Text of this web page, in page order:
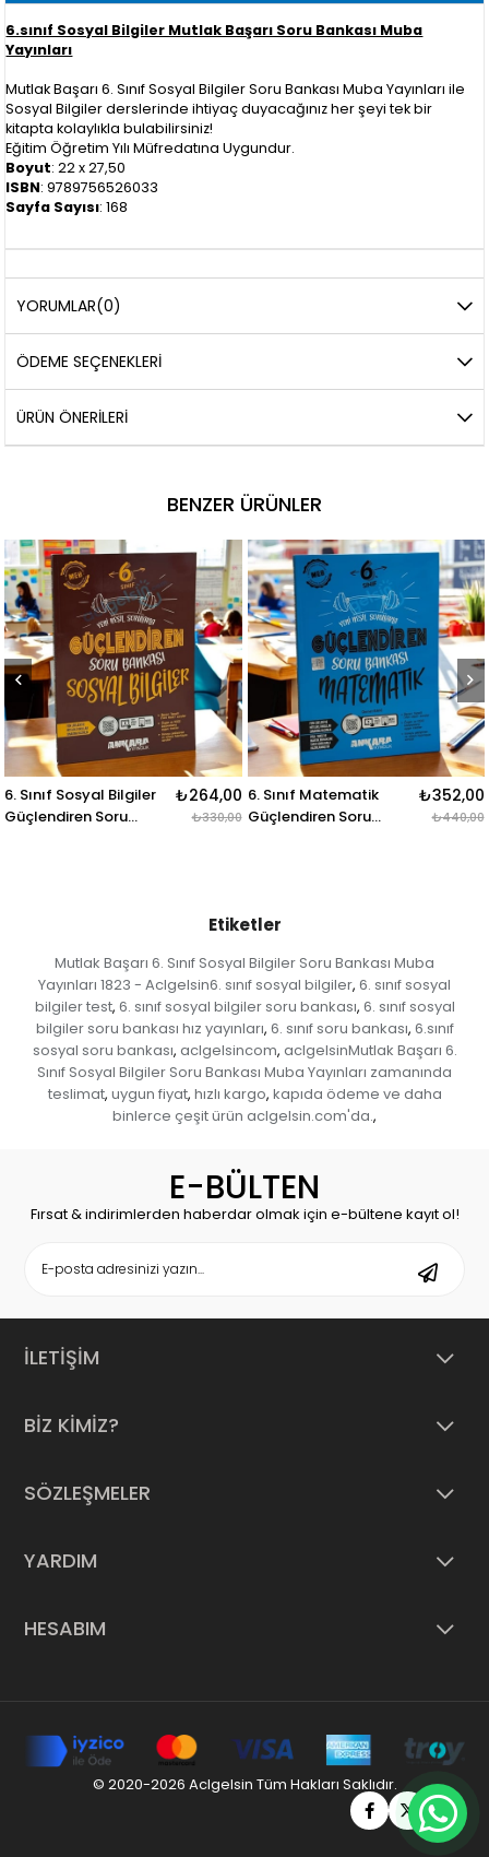
6.sınıf Sosyal Bilgiler Mutlak Başarı Soru Bankası Muba
Yayınları
Mutlak Başarı 6. Sınıf Sosyal Bilgiler Soru Bankası Muba Yayınları ile
Sosyal Bilgiler derslerinde ihtiyaç duyacağınız her şeyi tek bir
kitapta kolaylıkla bulabilirsiniz!
Eğitim Öğretim Yılı Müfredatına Uygundur.
Boyut: 22 x 27,50
ISBN: 9789756526033
Sayfa Sayısı: 168
YORUMLAR(0)
ÖDEME SEÇENEKLERI
ÜRÜN ÖNERILERI
BENZER ÜRÜNLER
Bilgiler
₺264,00
₺330,00
6. Sınıf Matematik
Güçlendiren Soru
₺352,00
₺440,00
6.sınıf
Soru Bankası
Etiketler
Mutlak Başarı 6. Sınıf Sosyal Bilgiler Soru Bankası Muba
Yayınları 1823 - Aclgelsin6. sınıf sosyal bilgiler, 6. sınıf sosyal
bilgiler test, 6. sınıf sosyal bilgiler soru bankası, 6. sınıf sosyal
bilgiler soru bankası hız yayınları, 6. sınıf soru bankası, 6.sınıf
sosyal soru bankası, aclgelsincom, aclgelsinMutlak Başarı 6.
Sınıf Sosyal Bilgiler Soru Bankası Muba Yayınları zamanında
teslimat, uygun fiyat, hızlı kargo, kapıda ödeme ve daha
binlerce çeşit ürün aclgelsin.com'da.,
E-BÜLTEN
Fırsat & indirimlerden haberdar olmak için e-bültene kayıt ol!
İLETİŞİM
BİZ KİMİZ?
SÖZLEŞMELER
YARDIM
HESABIM
© 2020-2026 Aclgelsin Tüm Hakları Saklıdır.